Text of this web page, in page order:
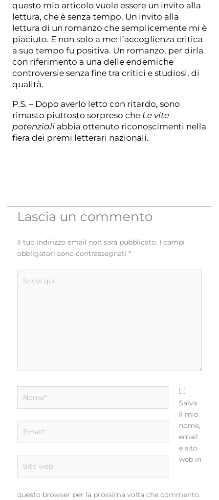
questo mio articolo vuole essere un invito alla
lettura, che è senza tempo. Un invito alla
lettura di un romanzo che semplicemente mi è
piaciuto. E non solo a me: l’accoglienza critica
a suo tempo fu positiva. Un romanzo, per dirla
con riferimento a una delle endemiche
controversie senza fine tra critici e studiosi, di
qualità.
P.S. – Dopo averlo letto con ritardo, sono
rimasto piuttosto sorpreso che Le vite
potenziali abbia ottenuto riconoscimenti nella
fiera dei premi letterari nazionali.
Lascia un commento
Il tuo indirizzo email non sarà pubblicato. I campi
obbligatori sono contrassegnati *
qui..
web
Salva
il mio
nome,
email
e sito
web in
questo browser per la prossima volta che commento.